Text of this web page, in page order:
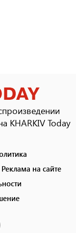
KHARKIV Today
Реклама на сайте